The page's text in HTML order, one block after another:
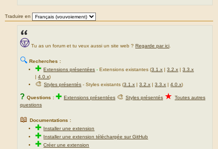
Traduire en
Tu as un forum et tu veux aussi un site web ? Regarde par ici
🔍 Recherches :
✚Extensions présentées -Extensions existantes (3.1.x |3.2.x |3.3.x
|4.0.x)
🎨Styles présentés - Styles existants (3.1.x |3.2.x |3.3.x |4.0.x)
? Questions : ✚ Extensions présentées 🎨 Styles présentés ★ Toutes autres
questions
📖 Documentations :
✚ Installer une extension
✚ Installer une extension téléchargée sur GitHub
✚Créer une extension